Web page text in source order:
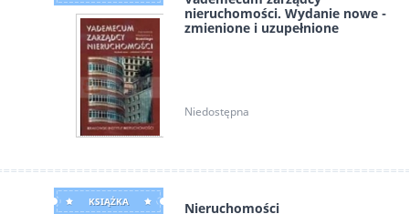
nieruchomości. Wydanie nowe -
zmienione i uzupełnione
Niedostępna
KSIĄŻKA Nieruchomości